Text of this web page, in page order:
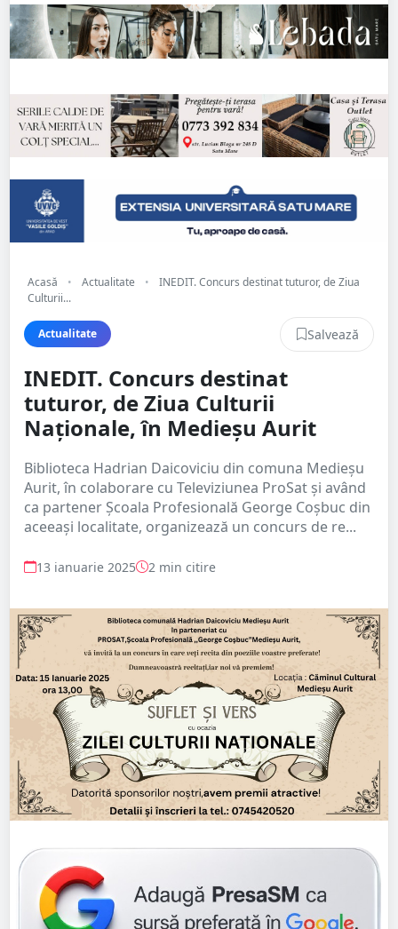
Acasă • Actualitate •
INEDIT. Concurs destinat tuturor, de Ziua
Culturii...
Actualitate Salvează
INEDIT. Concurs destinat
tuturor, de Ziua Culturii
Naționale, în Medieșu Aurit
Biblioteca Hadrian Daicoviciu din comuna Medieșu
Aurit, în colaborare cu Televiziunea ProSat și având
ca partener Școala Profesională George Coșbuc din
aceeași localitate, organizează un concurs de re...
13 ianuarie 2025 2 min citire